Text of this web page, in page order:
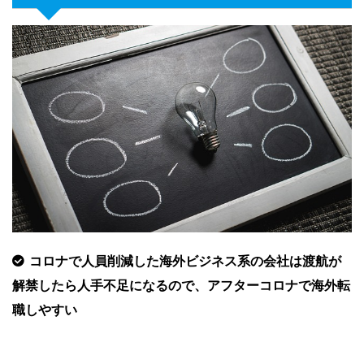
コロナで人員削減した海外ビジネス系の会社は渡航が
解禁したら人手不足になるので、アフターコロナで海外転
職しやすい